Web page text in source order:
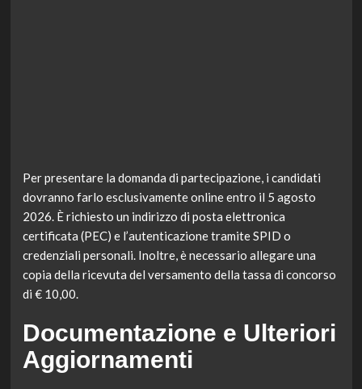
Per presentare la domanda di partecipazione, i candidati
dovranno farlo esclusivamente online entro il 5 agosto
2026. È richiesto un indirizzo di posta elettronica
certificata (PEC) e l’autenticazione tramite SPID o
credenziali personali. Inoltre, è necessario allegare una
copia della ricevuta del versamento della tassa di concorso
di € 10,00.
Documentazione e Ulteriori
Aggiornamenti